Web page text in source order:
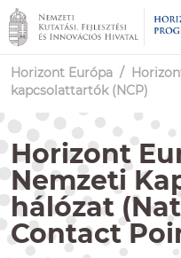
Horizont Európa /
kapcsolattartók (NCP)
Horizont
Nemzeti
hálózat
Contact